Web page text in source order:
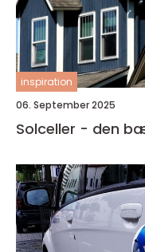
inspiration
06. September 2025
Solceller - den